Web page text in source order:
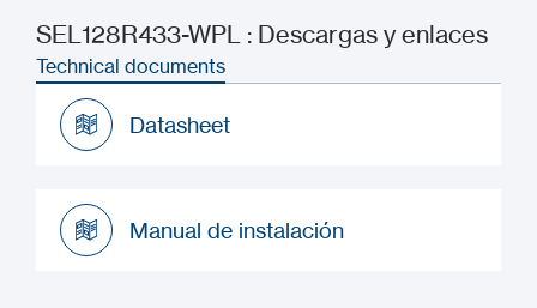
SEL128R433-WPL : Descargas y enlaces
Technical documents
Datasheet
Manual de instalación